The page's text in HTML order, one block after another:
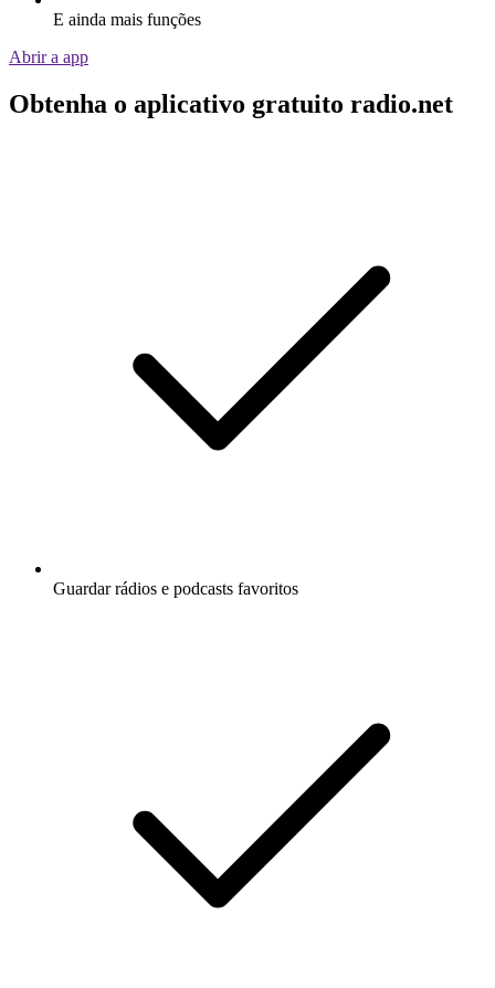
E ainda mais funções
Abrir a app
Obtenha o aplicativo gratuito radio.net
Guardar rádios e podcasts favoritos